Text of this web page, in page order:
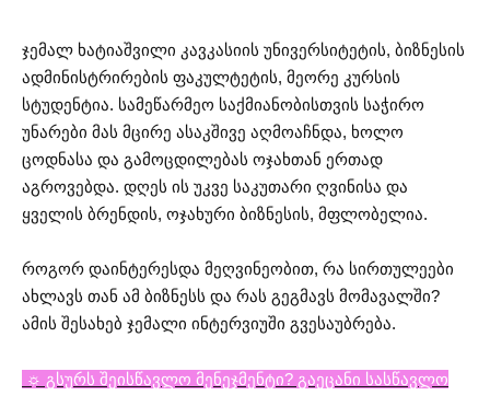
ჯემალ ხატიაშვილი კავკასიის უნივერსიტეტის, ბიზნესის
ადმინისტრირების ფაკულტეტის, მეორე კურსის
სტუდენტია. სამეწარმეო საქმიანობისთვის საჭირო
უნარები მას მცირე ასაკშივე აღმოაჩნდა, ხოლო
ცოდნასა და გამოცდილებას ოჯახთან ერთად
აგროვებდა. დღეს ის უკვე საკუთარი ღვინისა და
ყველის ბრენდის, ოჯახური ბიზნესის, მფლობელია.
როგორ დაინტერესდა მეღვინეობით, რა სირთულეები
ახლავს თან ამ ბიზნესს და რას გეგმავს მომავალში?
ამის შესახებ ჯემალი ინტერვიუში გვესაუბრება.
☼ გსურს შეისწავლო მენეჯმენტი? გაეცანი სასწავლო